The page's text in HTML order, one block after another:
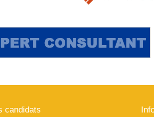
candidats